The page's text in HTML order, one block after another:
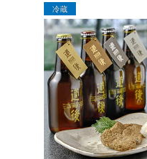
冷蔵